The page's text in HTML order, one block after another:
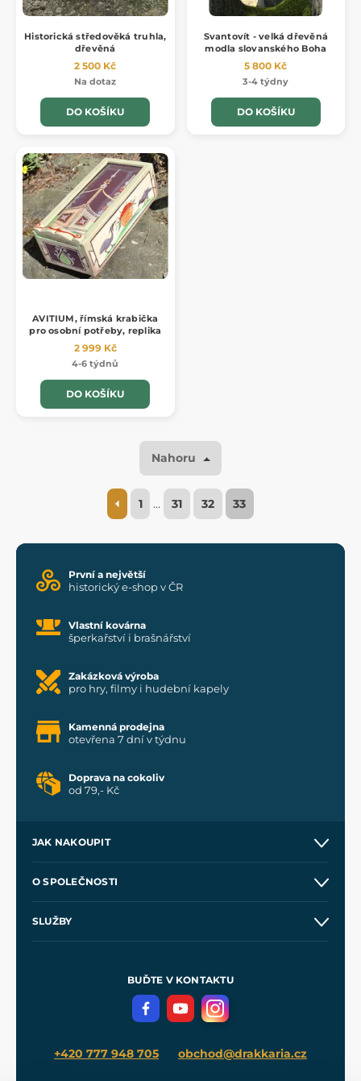
Historická středověká truhla,
dřevěná
2 500 Kč
Na dotaz
DO KOŠÍKU
Svantovít - velká dřevěná
modla slovanského Boha
5 800 Kč
3-4 týdny
DO KOŠÍKU
AVITIUM, římská krabička
pro osobní potřeby, replika
2 999 Kč
4-6 týdnů
DO KOŠÍKU
Nahoru
1 … 31 32 33
První a největší
historický e-shop v ČR
Vlastní kovárna
šperkařství i brašnářství
Zakázková výroba
pro hry, filmy i hudební kapely
Kamenná prodejna
otevřena 7 dní v týdnu
Doprava na cokoliv
od 79,- Kč
JAK NAKOUPIT
Velkoobchod
O SPOLEČNOSTI
SLUŽBY
Meče pro Kingdom Come
BUĎTE V KONTAKTU
+420 777 948 705 obchod@drakkaria.cz